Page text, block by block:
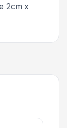
2cm x